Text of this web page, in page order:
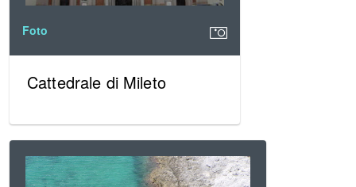
Foto
Cattedrale di Mileto